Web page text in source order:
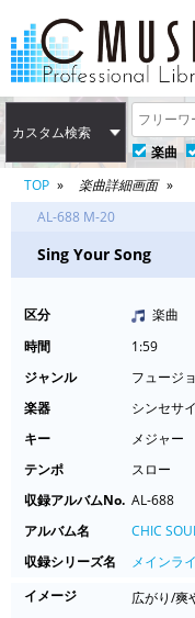
カスタム検索
楽曲
TOP
楽曲詳細画面
AL-688 M-20
Sing Your Song
区分
楽曲
時間
1:59
ジャンル
フュージ
楽器
シンセサ
キー
メジャー
テンポ
スロー
収録アルバムNo. AL-688
アルバム名
CHIC
収録シリーズ名
メインラ
イメージ
広がり/爽